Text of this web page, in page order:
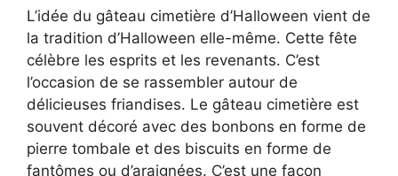
L’idée du gâteau cimetière d’Halloween vient de
la tradition d’Halloween elle-même. Cette fête
célèbre les esprits et les revenants. C’est
l’occasion de se rassembler autour de
délicieuses friandises. Le gâteau cimetière est
souvent décoré avec des bonbons en forme de
pierre tombale et des biscuits en forme de
fantômes ou d’araignées. C’est une façon